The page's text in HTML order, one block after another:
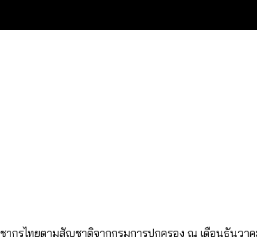
ทั่วโลก ประเทศไหนทำได้บ้าง?
รไทยตามสัญชาติจากกรมการปกครอง ณ เดือนธันวา